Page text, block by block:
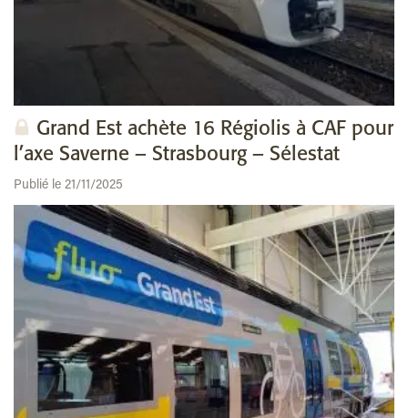
Grand Est achète 16 Régiolis à CAF pour
l’axe Saverne – Strasbourg – Sélestat
Publié le 21/11/2025